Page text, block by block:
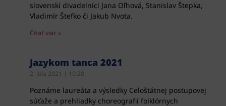
slovenskí divadelníci Jana Oľhová, Stanislav Štepka,
Vladimír Štefko či Jakub Nvota.
Čítať viac »
Jazykom tanca 2021
2. júla 2021 10:28
Poznáme laureáta a výsledky Celoštátnej postupovej
súťaže a prehliadky choreografií folklórnych